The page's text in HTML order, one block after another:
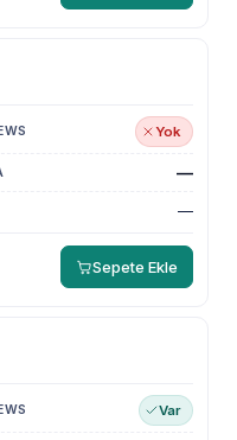
Yok
—
—
Sepete Ekle
Var